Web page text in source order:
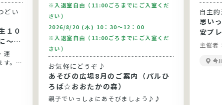
どい
１０
～健
践
運
す。
※入退室自由（11:00ごろまでにご入室くだ
さい）
2026/8/20 (木) 10：30～12：00
※入退室自由（11:00ごろまでにご入室くだ
さい）
お気軽にどうぞ♪
あそびの広場8月のご案内（パルひ
ろば☆おおたかの森）
親子でいっしょにあそびましょう♪♪
自主
思い
安プ
主催者
今